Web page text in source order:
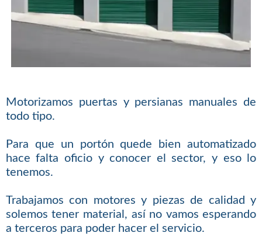
Motorizamos puertas y persianas manuales de
todo tipo.
Para que un portón quede bien automatizado
hace falta oficio y conocer el sector, y eso lo
tenemos.
Trabajamos con motores y piezas de calidad y
solemos tener material, así no vamos esperando
a terceros para poder hacer el servicio.